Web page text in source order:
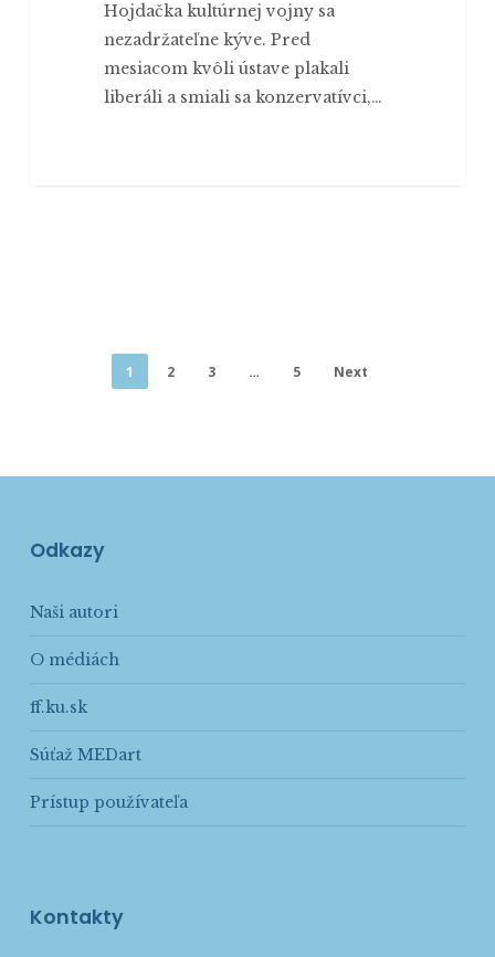
Hojdačka kultúrnej vojny sa
nezadržateľne kýve. Pred
mesiacom kvôli ústave plakali
liberáli a smiali sa konzervatívci,…
1 2 3 … 5 Next
Odkazy
Naši autori
O médiách
ff.ku.sk
Súťaž MEDart
Prístup používateľa
Kontakty